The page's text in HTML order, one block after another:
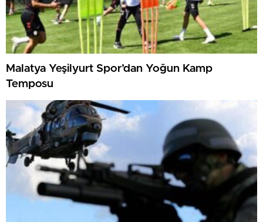
Malatya Yeşilyurt Spor’dan Yoğun Kamp
Temposu